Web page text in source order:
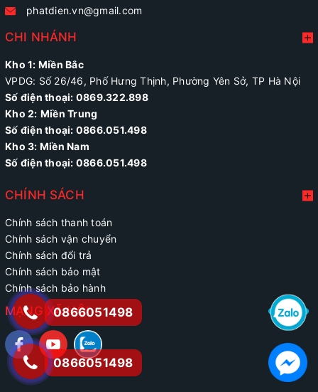
phatdien.vn@gmail.com
CHI NHÁNH
Kho 1: Miền Bắc
VPDG: Số 26/46, Phố Hưng Thịnh, Phường Yên Sở, TP Hà Nội
Số điện thoại: 0869.322.898
Kho 2: Miền Trung
Số điện thoại: 0866.051.498
Kho 3: Miền Nam
Số điện thoại: 0866.051.498
CHÍNH SÁCH
Chính sách thanh toán
Chính sách vận chuyển
Chính sách đổi trả
Chính sách bảo mật
Chính sách bảo hành
MẠNG XÃ HỘI
0866051498
0866051498